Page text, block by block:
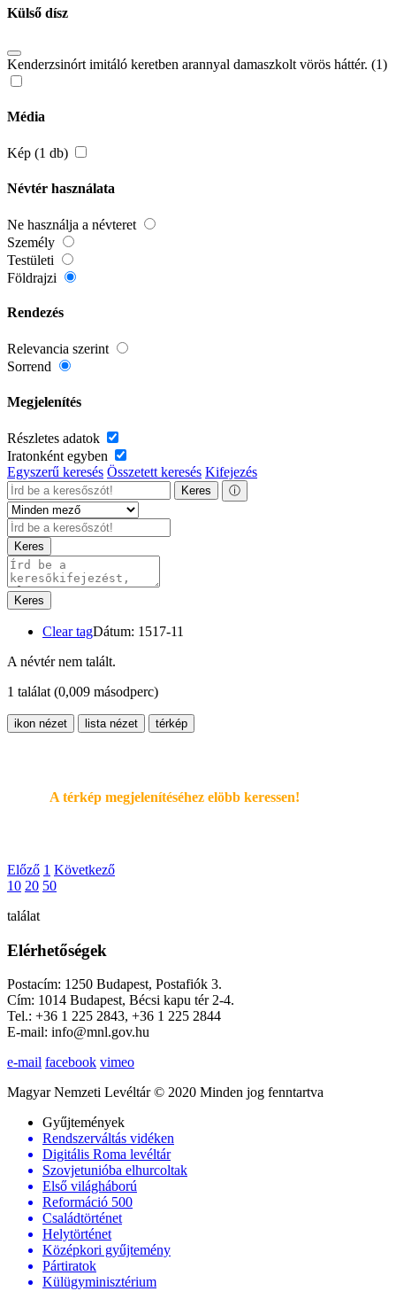
Külső dísz
Kenderzsinórt imitáló keretben arannyal damaszkolt vörös háttér. (1)
Média
Kép (1 db)
Névtér használata
Ne használja a névteret
Személy
Testületi
Földrajzi
Rendezés
Relevancia szerint
Sorrend
Megjelenítés
Részletes adatok
Iratonként egyben
Egyszerű keresés Összetett keresés Kifejezés
Keres ⓘ
Keres
Keres
Clear tagDátum: 1517-11
A névtér nem talált.
1 találat (0,009 másodperc)
ikon nézet lista nézet térkép
A térkép megjelenítéséhez elöbb keressen!
Előző 1 Következő
10 20 50
találat
Elérhetőségek
Postacím: 1250 Budapest, Postafiók 3.
Cím: 1014 Budapest, Bécsi kapu tér 2-4.
Tel.: +36 1 225 2843, +36 1 225 2844
E-mail: info@mnl.gov.hu
e-mail facebook vimeo
Magyar Nemzeti Levéltár © 2020 Minden jog fenntartva
Gyűjtemények
Rendszerváltás vidéken
Digitális Roma levéltár
Szovjetunióba elhurcoltak
Első világháború
Reformáció 500
Családtörténet
Helytörténet
Középkori gyűjtemény
Pártiratok
Külügyminisztérium